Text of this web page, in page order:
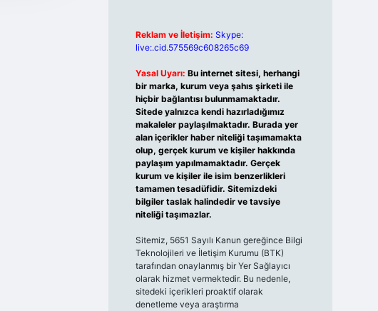
Reklam ve İletişim: Skype:
live:.cid.575569c608265c69
Yasal Uyarı: Bu internet sitesi, herhangi
bir marka, kurum veya şahıs şirketi ile
hiçbir bağlantısı bulunmamaktadır.
Sitede yalnızca kendi hazırladığımız
makaleler paylaşılmaktadır. Burada yer
alan içerikler haber niteliği taşımamakta
olup, gerçek kurum ve kişiler hakkında
paylaşım yapılmamaktadır. Gerçek
kurum ve kişiler ile isim benzerlikleri
tamamen tesadüfidir. Sitemizdeki
bilgiler taslak halindedir ve tavsiye
niteliği taşımazlar.
Sitemiz, 5651 Sayılı Kanun gereğince Bilgi
Teknolojileri ve İletişim Kurumu (BTK)
tarafından onaylanmış bir Yer Sağlayıcı
olarak hizmet vermektedir. Bu nedenle,
sitedeki içerikleri proaktif olarak
denetleme veya araştırma